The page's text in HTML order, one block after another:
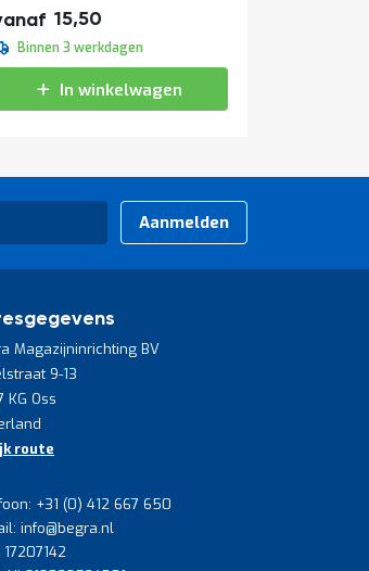
15,50
18,76
Binnen 3 werkdagen
In winkelwagen
Aanmelden
Magazijninrichting BV
9-13
KG Oss
route
+31 (0) 412 667 650
info@begra.nl
17207142